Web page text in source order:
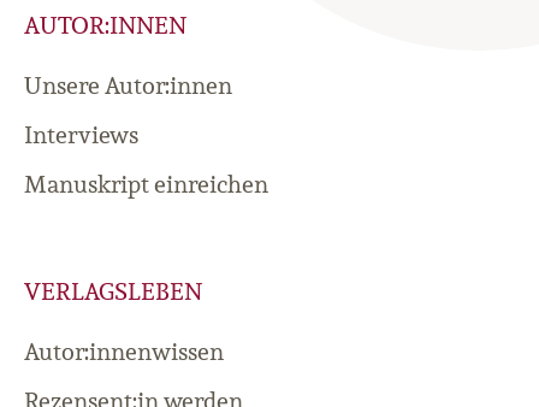
AUTOR:INNEN
Unsere Autor:innen
Interviews
Manuskript einreichen
VERLAGSLEBEN
Autor:innenwissen